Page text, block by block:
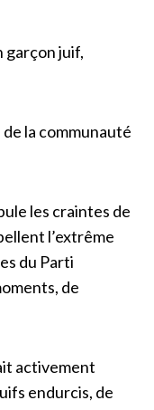
garçon juif,
la communauté
les craintes de
l’extrême
du Parti
de
activement
endurcis, de